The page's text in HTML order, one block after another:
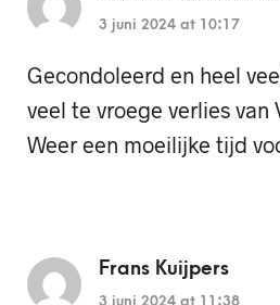
3 juni 2024 at 10:17
Gecondoleerd en heel
veel te vroege verlies van
Weer een moeilijke tijd
Frans Kuijpers
3 juni 2024 at 11:38